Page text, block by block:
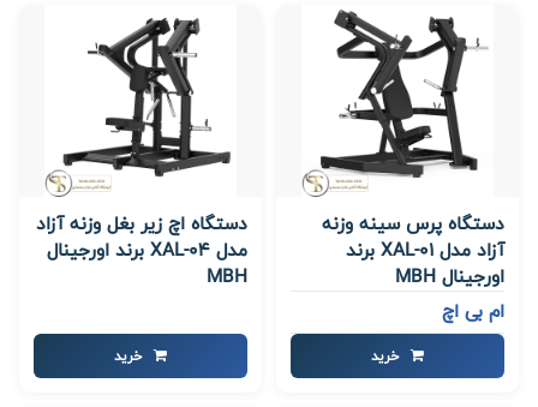
دستگاه پرس سینه وزنه
آزاد مدل XAL-01 برند
اورجینال MBH
ام بی اچ
خرید
دستگاه اچ زیر بغل وزنه آزاد
مدل XAL-04 برند اورجینال
MBH
خرید